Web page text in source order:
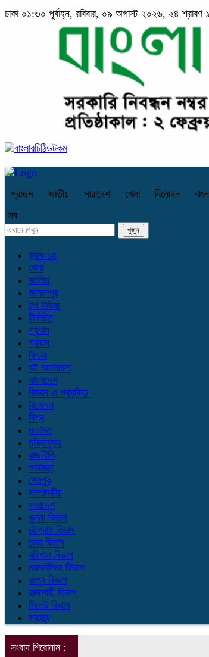
ঢাকা ০১:৩০ পূর্বাহ্ন, রবিবার, ০৯ অগাস্ট ২০২৬, ২৪ শ্রাবণ
প্রচ্ছদ জাতীয় সারাদেশ খেলা বিনোদন
সব
র‌্যাব-১৪
খেলা
জাতীয়
জামালপুর
টপ নিউজ
নির্বাচিত
প্রধান
প্রবাস
ফিচার
বই আলোচনা
বাংলাদেশ
বিজ্ঞান ও প্রযুক্তি
বিনোদন
বিশ্ব
মতামত
মুক্তিযুদ্ধ
রাজনীতি
শুভেচ্ছা
শেরপুর
সম্পাদকীয়
সারাদেশ
খুলনা বিভাগ
চট্টগ্রাম বিভাগ
ঢাকা বিভাগ
বরিশাল বিভাগ
ময়মনসিংহ বিভাগ
রংপুর বিভাগ
রাজশাহী বিভাগ
সিলেট বিভাগ
স্বাস্থ্য
সংবাদ শিরোনাম :